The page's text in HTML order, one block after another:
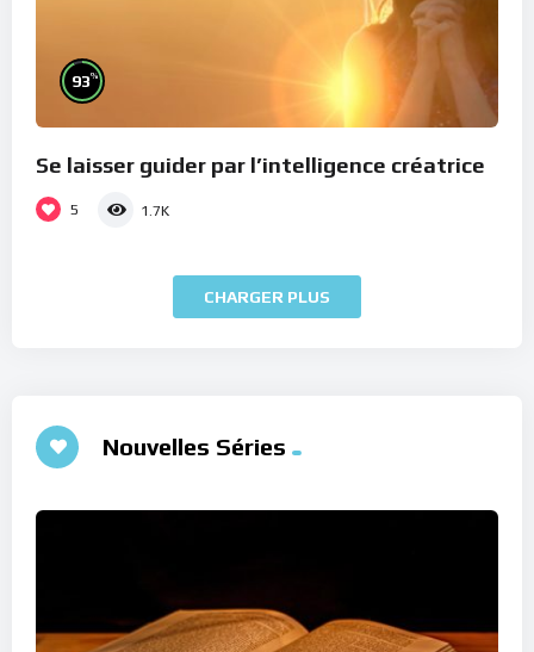
93%
Se laisser guider par l’intelligence créatrice
5 1.7K
CHARGER PLUS
Nouvelles Séries